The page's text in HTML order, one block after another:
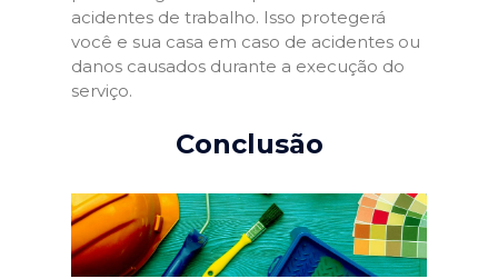
acidentes de trabalho. Isso protegerá
você e sua casa em caso de acidentes ou
danos causados durante a execução do
serviço.
Conclusão